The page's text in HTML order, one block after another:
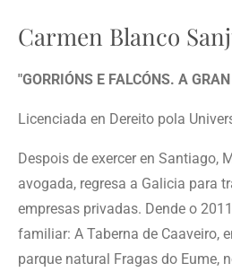
Carmen Blanco
"GORRIÓNS E FALCÓNS. A
Licenciada en Dereito pola
Despois de exercer en Santiago,
avogada, regresa a Galicia para
empresas privadas. Dende o
familiar: A Taberna de Caaveiro,
parque natural Fragas do Eume,